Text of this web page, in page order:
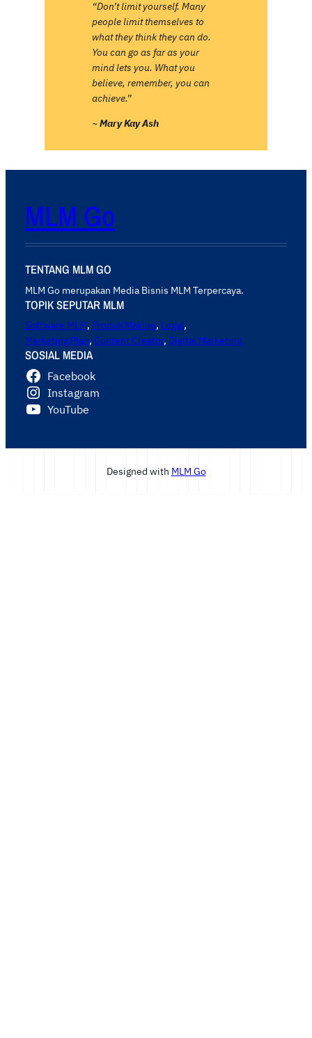
“Don’t limit yourself. Many
people limit themselves to
what they think they can do.
You can go as far as your
mind lets you. What you
believe, remember, you can
achieve.”
~Mary Kay Ash
MLM Go
TENTANG MLM GO
MLM Go merupakan Media Bisnis MLM Terpercaya.
TOPIK SEPUTAR MLM
Software MLM, Produk Maklon, Legal,
Marketing Plan, Content Creator, Digital Marketing
SOSIAL MEDIA
Facebook
Instagram
YouTube
Designed with MLM Go